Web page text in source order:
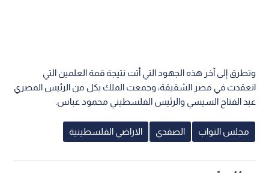
وتطرق إلى آخر هذه الجهود التي أتت نتيجة قمة العلمين التي
انعقدت في مصر الشقيقة، وجمعت الملك بكل من الرئيس المصري
عبد الفتاح السيسي والرئيس الفلسطيني محمود عباس.
مجلس النواب الصفدي الاراضي الفلسطينية